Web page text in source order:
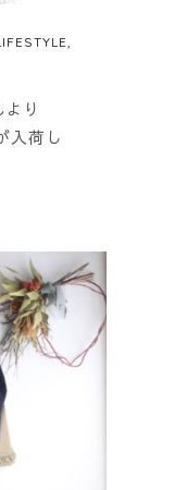
,
り
入荷し